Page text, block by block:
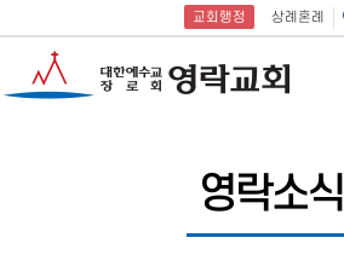
교회행정 상례혼례
영락소식